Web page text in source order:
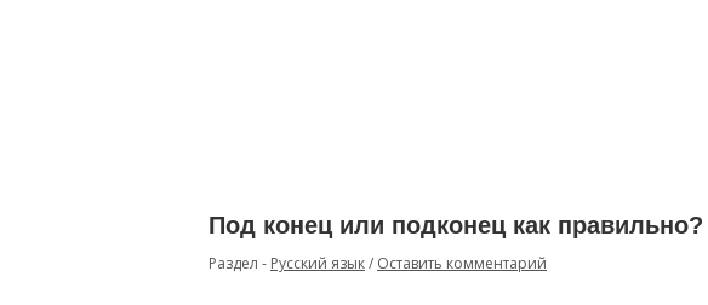
Под конец или подконец как правильно?
Раздел - Русский язык/ Оставить комментарий